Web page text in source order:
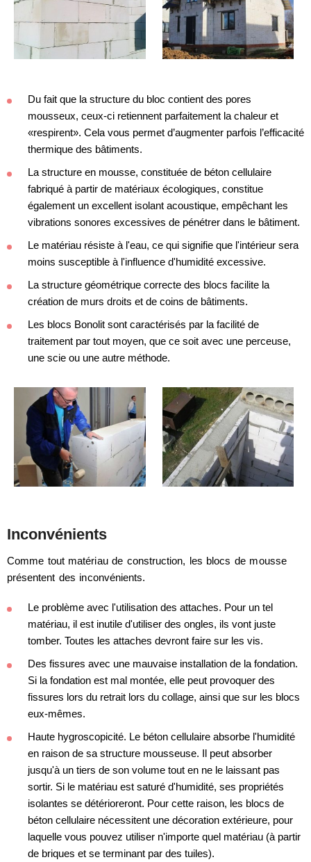
Du fait que la structure du bloc contient des pores
mousseux, ceux-ci retiennent parfaitement la chaleur et
«respirent». Cela vous permet d’augmenter parfois l’efficacité
thermique des bâtiments.
La structure en mousse, constituée de béton cellulaire
fabriqué à partir de matériaux écologiques, constitue
également un excellent isolant acoustique, empêchant les
vibrations sonores excessives de pénétrer dans le bâtiment.
Le matériau résiste à l'eau, ce qui signifie que l'intérieur sera
moins susceptible à l'influence d'humidité excessive.
La structure géométrique correcte des blocs facilite la
création de murs droits et de coins de bâtiments.
Les blocs Bonolit sont caractérisés par la facilité de
traitement par tout moyen, que ce soit avec une perceuse,
une scie ou une autre méthode.
Inconvénients
Comme tout matériau de construction, les blocs de mousse
présentent des inconvénients.
Le problème avec l'utilisation des attaches. Pour un tel
matériau, il est inutile d'utiliser des ongles, ils vont juste
tomber. Toutes les attaches devront faire sur les vis.
Des fissures avec une mauvaise installation de la fondation.
Si la fondation est mal montée, elle peut provoquer des
fissures lors du retrait lors du collage, ainsi que sur les blocs
eux-mêmes.
Haute hygroscopicité. Le béton cellulaire absorbe l'humidité
en raison de sa structure mousseuse. Il peut absorber
jusqu'à un tiers de son volume tout en ne le laissant pas
sortir. Si le matériau est saturé d'humidité, ses propriétés
isolantes se détérioreront. Pour cette raison, les blocs de
béton cellulaire nécessitent une décoration extérieure, pour
laquelle vous pouvez utiliser n'importe quel matériau (à partir
de briques et se terminant par des tuiles).